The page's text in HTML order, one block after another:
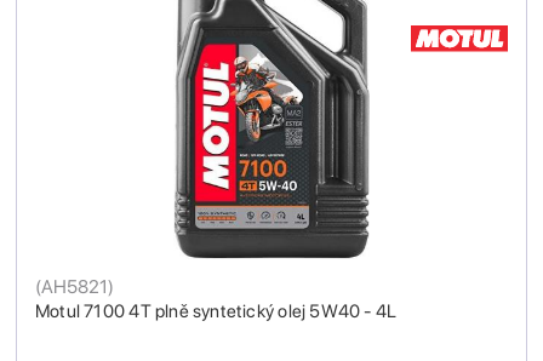
Motul 7100 4T plně syntetický olej 5W40 - 4L
(AH5821)